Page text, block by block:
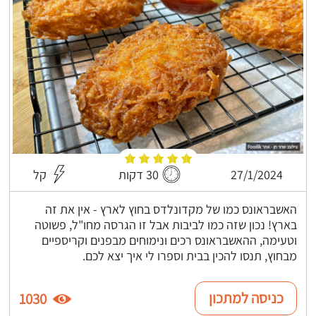
27/1/2024 30 דקות קל
האשבראונס כמו של מקדונלדס בחוץ לארץ - אין את זה
בארץ! נכון שזה כמו לביבות אבל זו הגרסה מחו"ל, פשוטה
וטעימה, ההאשבראונס רכים ונימוחים מבפנים וקריספיים
מבחוץ, תנסו להכין בבית וספרו לי איך יצא לכם.
כניסה למתכון 1030